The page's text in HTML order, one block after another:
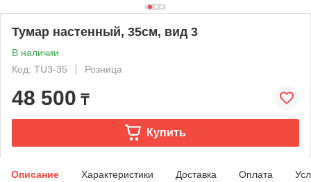
Тумар настенный, 35см, вид 3
В наличии
Код: TU3-35
Розница
48 500 ₸
Купить
Описание Характеристики Доставка Оплата